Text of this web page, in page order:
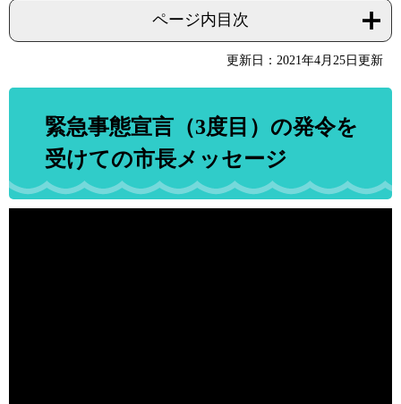
ページ内目次
更新日：2021年4月25日更新
緊急事態宣言（3度目）の発令を
受けての市長メッセージ